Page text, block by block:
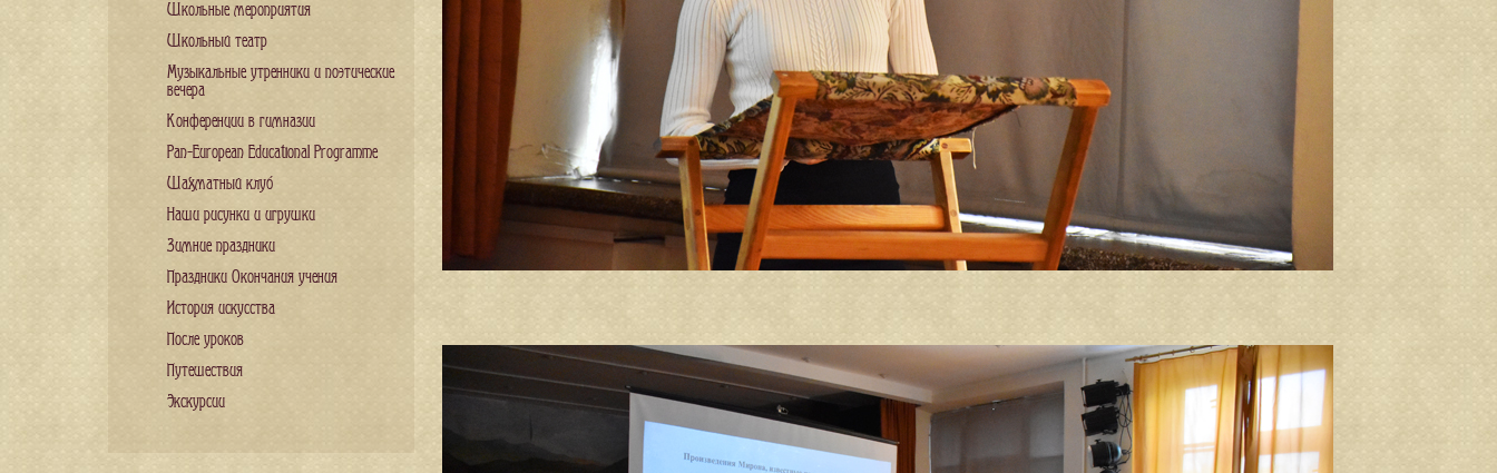
Школьные мероприятия
Школьный театр
Музыкальные утренники и поэтические
вечера
Конференции в гимназии
Pan-European Educational Programme
Шахматный клуб
Наши рисунки и игрушки
Зимние праздники
Праздники Окончания учения
История искусства
После уроков
Путешествия
Экскурсии